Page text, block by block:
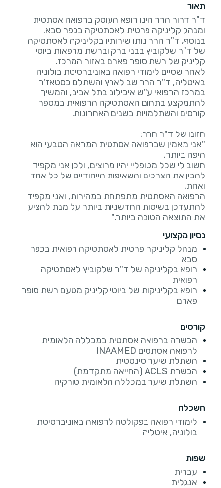
תאור
ד"ר דרור הרר הינו רופא העוסק ברפואה אסתטית
בנוסף, ד"ר הרר נותן שירותיו בקליניקה לאסתטיקה
של ד"ר שלקוביץ בבני ברק וברשת מרפאות ביוטי
לאחר שסיים לימודי רפואה באוניברסיטת בולוניה
באיטליה, ד"ר הרר שב לארץ והשתלם כסטאז'ר
במרכז הרפואי ע"ש איכילוב בתל אביב, והמשיך
להתמקצע בתחום האסתטיקה הרפואית במספר
"אני מאמין שברפואה אסתטית המראה הטבעי הוא
חשוב לי שכל מטופליי יהיו מרוצים, ולכן אני מקפיד
להבין את הצרכים והשאיפות הייחודיים של כל אחד
הרפואה האסתטית מתפתחת במהירות, ואני מקפיד
להתעדכן בשיטות החדשניות ביותר על מנת להציע
את התוצאה הטובה ביותר."
נסיון מקצועי
מנהל קליניקה פרטית לאסתטיקה רפואית בכפר
סבא
רופא בקליניקה של ד"ר שלקוביץ לאסתטיקה
רפואית
רופא בקליניקות של ביוטי קליניק מטעם רשת סופר
פארם
קורסים
הכשרה ברפואה אסתטית במכללה הלאומית
לרפואה אסתטים INAAMED
השתלת שיער סינטטית
הכשרת ACLS (החייאה מתקדמת)
השתלת שיער במכללה הלאומית טורקיה
השכלה
לימודי רפואה בפקולטה לרפואה באוניברסיטת
בולוניה, איטליה
שפות
עברית
אנגלית